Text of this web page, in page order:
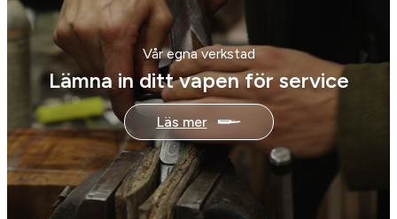
Vår egna verkstad
Lämna in ditt vapen för service
Läs mer